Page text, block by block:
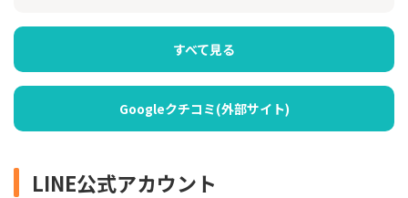
すべて見る
Googleクチコミ(外部サイト)
LINE公式アカウント